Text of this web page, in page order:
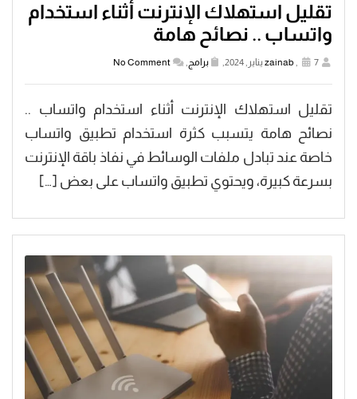
تقليل استهلاك الإنترنت أثناء استخدام
واتساب .. نصائح هامة
zainab, 7 يناير, 2024, برامج,
No Comment
تقليل استهلاك الإنترنت أثناء استخدام واتساب ..
نصائح هامة يتسبب كثرة استخدام تطبيق واتساب
خاصة عند تبادل ملفات الوسائط في نفاذ باقة الإنترنت
بسرعة كبيرة، ويحتوي تطبيق واتساب على بعض […]